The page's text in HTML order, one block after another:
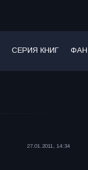
СЕРИЯ КНИГ
27.01.2011, 14:34